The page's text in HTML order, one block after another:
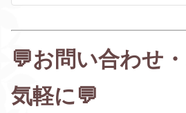
💬お問い合わせ
気軽に💬